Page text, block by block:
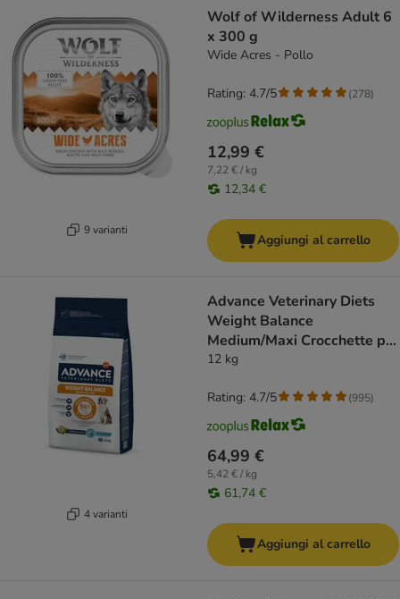
9 varianti
Wolf of Wilderness Adult 6
x 300 g
Wide Acres - Pollo
12,99 €
7,22 € / kg
12,34 €
Rating: 4.7/5 (278)
Aggiungi al carrello
4 varianti
Advance Veterinary Diets
Weight Balance
Medium/Maxi Crocchette per
cane
12 kg
64,99 €
5,42 € / kg
61,74 €
Rating: 4.7/5 (995)
Aggiungi al carrello